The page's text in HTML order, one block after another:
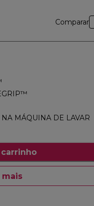
Comparar
NA MÁQUINA DE LAVAR
mais